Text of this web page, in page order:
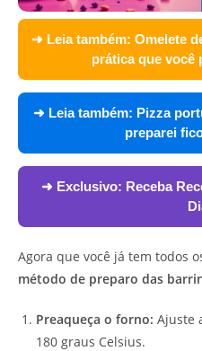
➜ Leia também: Omelete
prática que você
➜ Leia também: Pizza
preparei
➜ Exclusivo: Receba
Agora que você já tem todos
método de preparo das
Preaqueça o forno: Ajuste
180 graus Celsius.